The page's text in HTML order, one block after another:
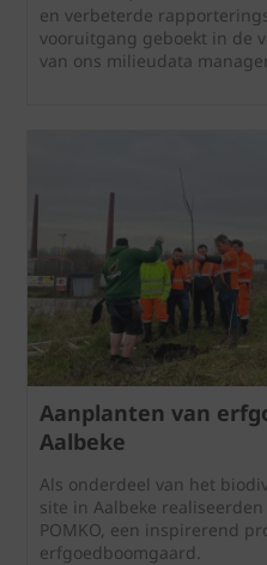
en verbeterde
vooruitgang geboekt in de
van ons milieudata
Aanplanten van
Aalbeke
Als onderdeel van het
site in Aalbeke
POMKO, een inspirerend
erfgoedboomgaard.